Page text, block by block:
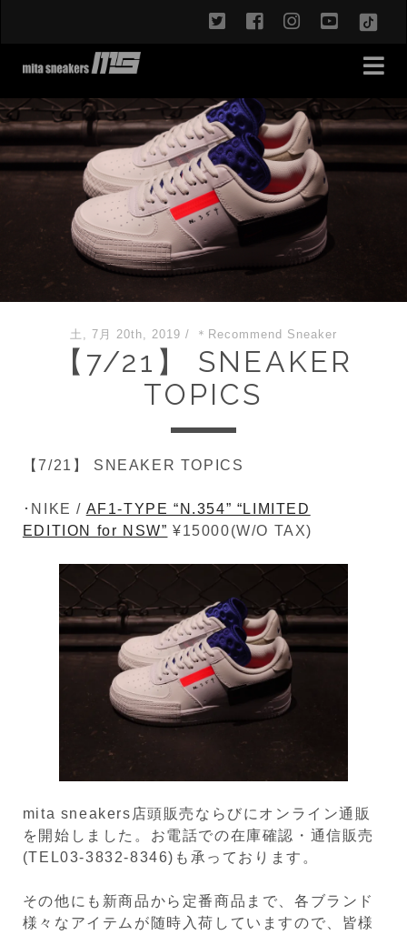
twitterfacebookinstagram
土, 7月 20th, 2019 / ＊Recommend Sneaker
【7/21】 SNEAKER
TOPICS
【7/21】 SNEAKER TOPICS
･NIKE / AF1-TYPE “N.354” “LIMITED
EDITION for NSW” ¥15000(W/O TAX)
mita sneakers店頭販売ならびにオンライン通販
を開始しました。お電話での在庫確認・通信販売
(TEL03-3832-8346)も承っております。
その他にも新商品から定番商品まで、各ブランド
様々なアイテムが随時入荷していますので、皆様